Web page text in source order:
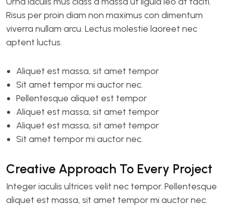
Risus per proin diam non maximus con dimentum
viverra nullam arcu. Lectus molestie laoreet nec
aptent luctus.
Aliquet est massa, sit amet tempor
Sit amet tempor mi auctor nec.
Pellentesque aliquet est tempor
Aliquet est massa, sit amet tempor
Aliquet est massa, sit amet tempor
Sit amet tempor mi auctor nec.
Creative Approach To Every Project
Integer iaculis ultrices velit nec tempor. Pellentesque
aliquet est massa, sit amet tempor mi auctor nec.